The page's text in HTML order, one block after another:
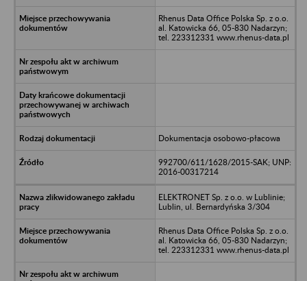
Rhenus Data Office Polska Sp. z o.o.
al. Katowicka 66, 05-830 Nadarzyn;
tel. 223312331 www.rhenus-data.pl
Dokumentacja osobowo-płacowa
992700/611/1628/2015-SAK; UNP:
2016-00317214
ELEKTRONET Sp. z o.o. w Lublinie;
Lublin, ul. Bernardyńska 3/304
Rhenus Data Office Polska Sp. z o.o.
al. Katowicka 66, 05-830 Nadarzyn;
tel. 223312331 www.rhenus-data.pl